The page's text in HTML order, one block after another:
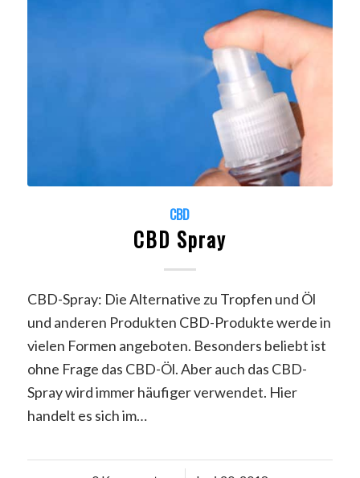
CBD
CBD Spray
CBD-Spray: Die Alternative zu Tropfen und Öl
und anderen Produkten CBD-Produkte werde in
vielen Formen angeboten. Besonders beliebt ist
ohne Frage das CBD-Öl. Aber auch das CBD-
Spray wird immer häufiger verwendet. Hier
handelt es sich im…